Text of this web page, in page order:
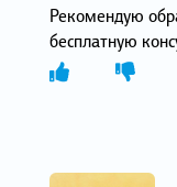
Рекомендую
бесплатную